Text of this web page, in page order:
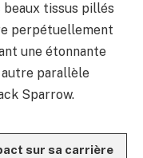
beaux tissus pillés
perpétuellement
une étonnante
parallèle
Sparrow.
sur sa carrière